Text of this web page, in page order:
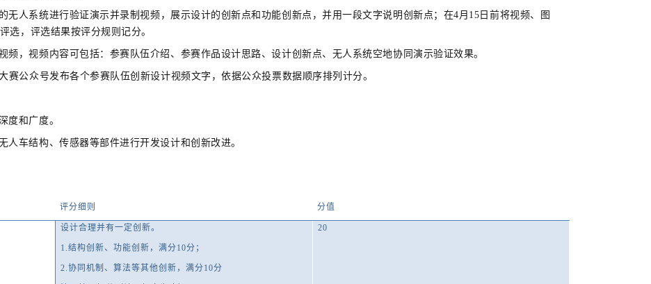
无人系统进行验证演示并录制视频，展示设计的创新点和功能创新点，并用一段文字说明创新点；在4月15日前将视频、图
选，评选结果按评分规则记分。
频，视频内容可包括：参赛队伍介绍、参赛作品设计思路、设计创新点、无人系统空地协同演示验证效果。
赛公众号发布各个参赛队伍创新设计视频文字，依据公众投票数据顺序排列计分。
度和广度。
人车结构、传感器等部件进行开发设计和创新改进。
评分细则 分值
设计合理并有一定创新。
1.结构创新、功能创新，满分10分；
2.协同机制、算法等其他创新，满分10分
20